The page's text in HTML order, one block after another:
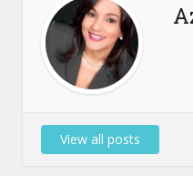
View all posts